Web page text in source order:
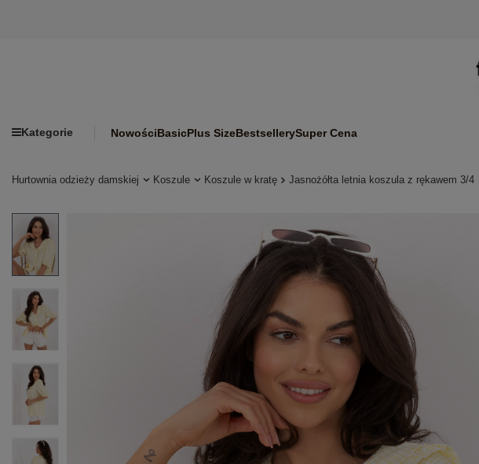
Kategorie NowościBasicPlus SizeBestsellerySuper Cena
Hurtownia odzieży damskiej Koszule Koszule w kratę Jasnożółta letnia koszula z rękawem 3/4